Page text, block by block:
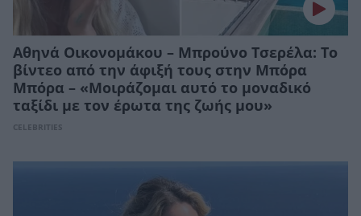
Αθηνά Οικονομάκου – Μπρούνο Τσερέλα: Το
βίντεο από την άφιξή τους στην Μπόρα
Μπόρα – «Μοιράζομαι αυτό το μοναδικό
ταξίδι με τον έρωτα της ζωής μου»
CELEBRITIES